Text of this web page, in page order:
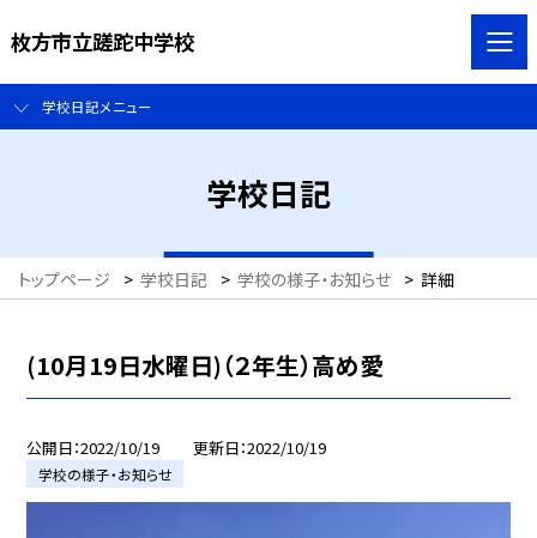
枚方市立蹉跎中学校
学校日記メニュー
学校日記
トップページ > 学校日記 > 学校の様子・お知らせ > 詳細
(10月19日水曜日)（２年生）高め愛
公開日 2022/10/19 更新日 2022/10/19
学校の様子・お知らせ